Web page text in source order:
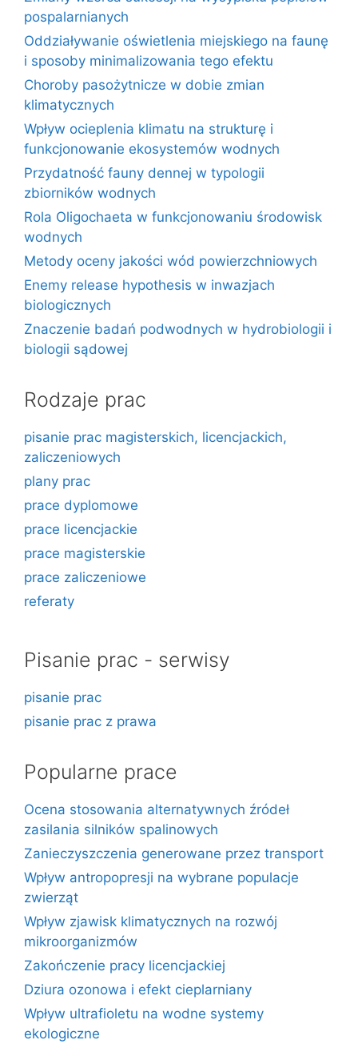
pospalarnianych
Oddziaływanie oświetlenia miejskiego na faunę
i sposoby minimalizowania tego efektu
Choroby pasożytnicze w dobie zmian
klimatycznych
Wpływ ocieplenia klimatu na strukturę i
funkcjonowanie ekosystemów wodnych
Przydatność fauny dennej w typologii
zbiorników wodnych
Rola Oligochaeta w funkcjonowaniu środowisk
wodnych
Metody oceny jakości wód powierzchniowych
Enemy release hypothesis w inwazjach
biologicznych
Znaczenie badań podwodnych w hydrobiologii i
biologii sądowej
Rodzaje prac
pisanie prac magisterskich, licencjackich,
zaliczeniowych
plany prac
prace dyplomowe
prace licencjackie
prace magisterskie
prace zaliczeniowe
referaty
Pisanie prac - serwisy
pisanie prac
pisanie prac z prawa
Popularne prace
Ocena stosowania alternatywnych źródeł
zasilania silników spalinowych
Zanieczyszczenia generowane przez transport
Wpływ antropopresji na wybrane populacje
zwierząt
Wpływ zjawisk klimatycznych na rozwój
mikroorganizmów
Zakończenie pracy licencjackiej
Dziura ozonowa i efekt cieplarniany
Wpływ ultrafioletu na wodne systemy
ekologiczne